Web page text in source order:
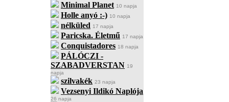
Minimal Planet 10 napja
Holle anyó :-) 10 napja
nélküled 17 napja
Paricska. Életmű 17 napja
Conquistadores 18 napja
PÁLÓCZI -
SZABADVERSTAN 19
napja
szilvakék 23 napja
Vezsenyi Ildikó Naplója
26 napja